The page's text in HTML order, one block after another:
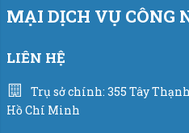
MẠI DỊCH VỤ CÔNG
LIÊN HỆ
Trụ sở chính: 355 Tây
Hồ Chí Minh